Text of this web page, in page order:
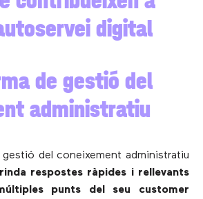
digital
de gestió del
administratiu
gestió del coneixement administratiu
respostes ràpides i rellevants
punts del seu customer